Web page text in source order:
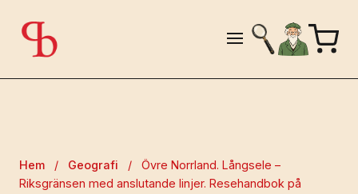
Hem / Geografi /
Övre Norrland. Långsele –
Riksgränsen med anslutande linjer. Resehandbok på